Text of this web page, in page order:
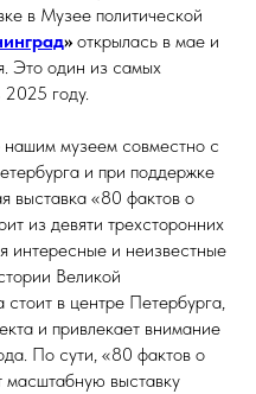
в Музее политической
» открылась в мае и
Это один из самых
году.
музеем совместно с
и при поддержке
выставка «80 фактов о
из девяти трехсторонних
интересные и неизвестные
Великой
в центре Петербурга,
и привлекает внимание
По сути, «80 фактов о
масштабную выставку